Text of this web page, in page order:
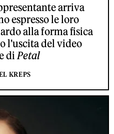
arriva
espresso le loro
alla forma fisica
l'uscita del video
di Petal
KREPS